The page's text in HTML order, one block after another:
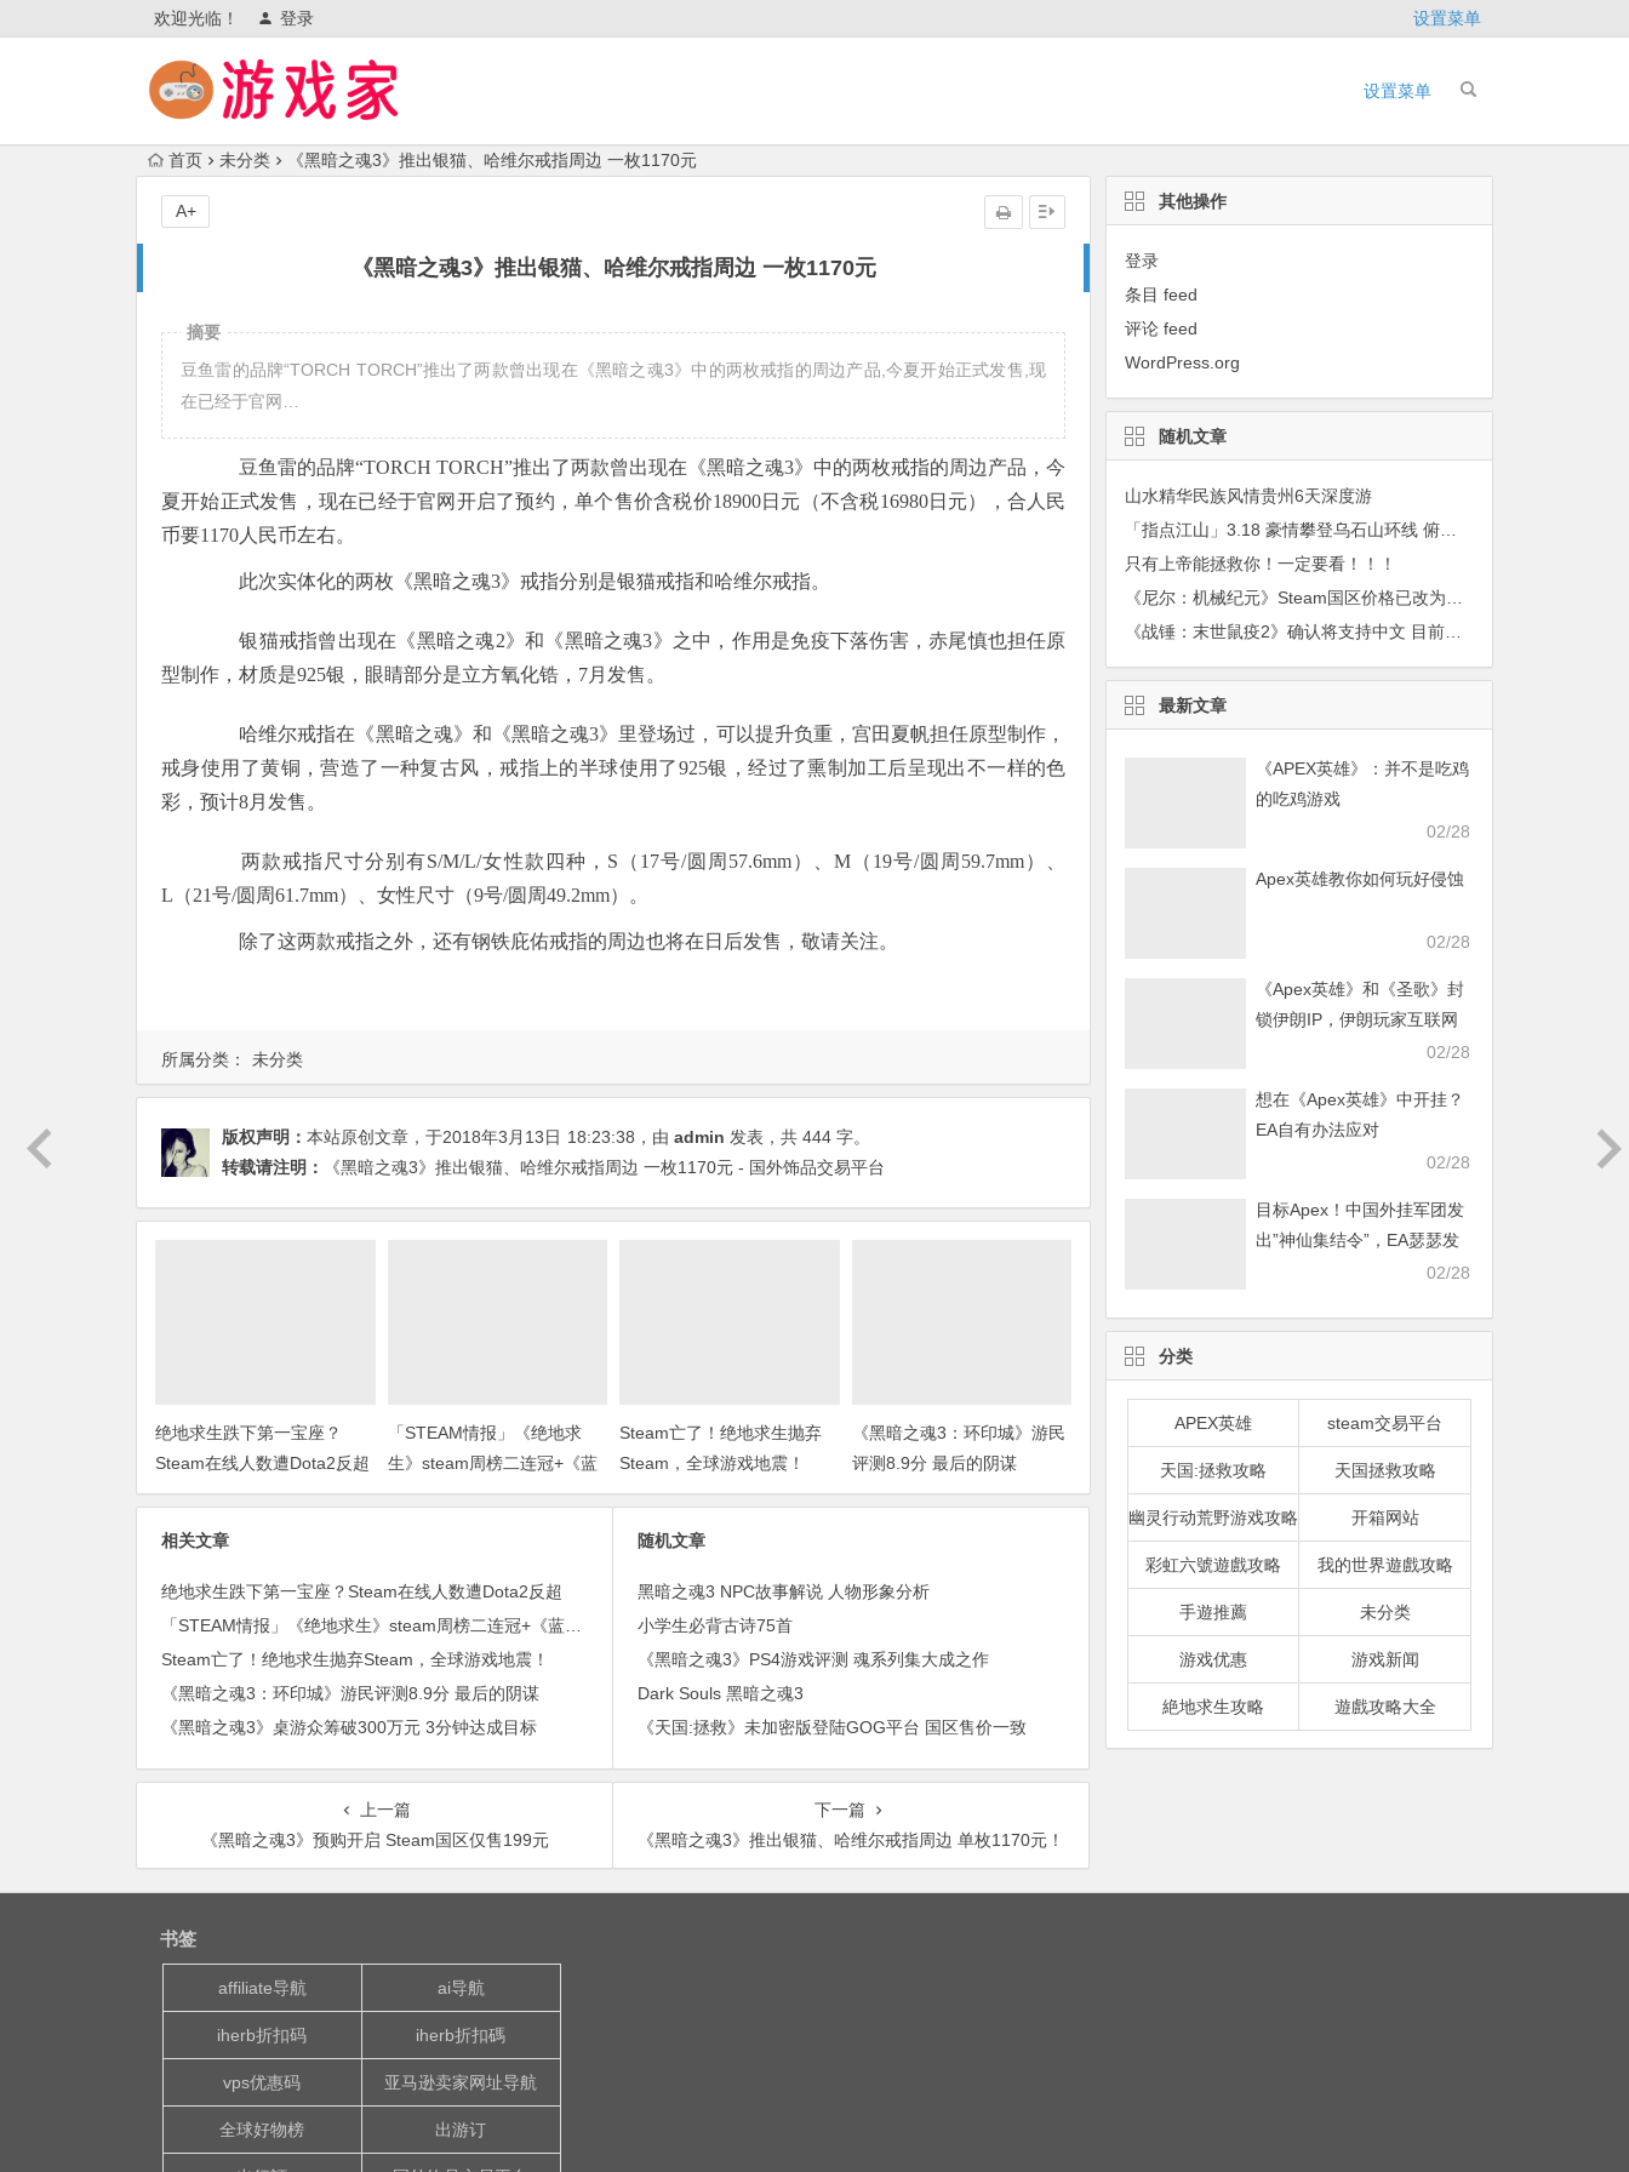
欢迎光临！ 登录 设置菜单
设置菜单
首页 未分类 《黑暗之魂3》推出银猫、哈维尔戒指周边 一枚1170元
《黑暗之魂3》推出银猫、哈维尔戒指周边 一枚1170元
A+
所属分类： 未分类
摘要
豆鱼雷的品牌“TORCH TORCH”推出了两款曾出现在《黑暗之魂3》中的两枚戒指的周边产品,今夏开始正式发售,现
在已经于官网…
豆鱼雷的品牌“TORCH TORCH”推出了两款曾出现在《黑暗之魂3》中的两枚戒指的周边产品，今
夏开始正式发售，现在已经于官网开启了预约，单个售价含税价18900日元（不含税16980日元），合人民
币要1170人民币左右。
此次实体化的两枚《黑暗之魂3》戒指分别是银猫戒指和哈维尔戒指。
银猫戒指曾出现在《黑暗之魂2》和《黑暗之魂3》之中，作用是免疫下落伤害，赤尾慎也担任原
型制作，材质是925银，眼睛部分是立方氧化锆，7月发售。
哈维尔戒指在《黑暗之魂》和《黑暗之魂3》里登场过，可以提升负重，宫田夏帆担任原型制作，
戒身使用了黄铜，营造了一种复古风，戒指上的半球使用了925银，经过了熏制加工后呈现出不一样的色
彩，预计8月发售。
两款戒指尺寸分别有S/M/L/女性款四种，S（17号/圆周57.6mm）、M（19号/圆周59.7mm）、
L（21号/圆周61.7mm）、女性尺寸（9号/圆周49.2mm）。
除了这两款戒指之外，还有钢铁庇佑戒指的周边也将在日后发售，敬请关注。
版权声明： 本站原创文章，于2018年3月13日 18:23:38 ，由 admin 发表，共 444 字。
转载请注明：
《黑暗之魂3》推出银猫、哈维尔戒指周边 一枚1170元 - 国外饰品交易平台
绝地求生跌下第一宝座？
Steam在线人数遭Dota2反超
「STEAM情报」《绝地求
生》steam周榜二连冠+《蓝
色警戒》上架steam
Steam亡了！绝地求生抛弃
Steam，全球游戏地震！
《黑暗之魂3：环印城》游民
评测8.9分 最后的阴谋
相关文章
绝地求生跌下第一宝座？Steam在线人数遭Dota2反超
「STEAM情报」《绝地求生》steam周榜二连冠+《蓝色警戒》上架steam
Steam亡了！绝地求生抛弃Steam，全球游戏地震！
《黑暗之魂3：环印城》游民评测8.9分 最后的阴谋
《黑暗之魂3》桌游众筹破300万元 3分钟达成目标
随机文章
黑暗之魂3 NPC故事解说 人物形象分析
小学生必背古诗75首
《黑暗之魂3》PS4游戏评测 魂系列集大成之作
Dark Souls 黑暗之魂3
《天国:拯救》未加密版登陆GOG平台 国区售价一致
上一篇
《黑暗之魂3》预购开启 Steam国区仅售199元
下一篇
《黑暗之魂3》推出银猫、哈维尔戒指周边 单枚1170元！
其他操作
登录
条目 feed
评论 feed
WordPress.org
随机文章
山水精华民族风情贵州6天深度游
「指点江山」3.18 豪情攀登乌石山环线 俯瞰油菜花田
只有上帝能拯救你！一定要看！！！
《战锤：末世鼠疫2》确认将支持中文 目前正在筹备
最新文章
《APEX英雄》：并不是吃鸡
的吃鸡游戏
02/28
Apex英雄教你如何玩好侵蚀
02/28
《Apex英雄》和《圣歌》封
锁伊朗IP，伊朗玩家互联网
02/28
想在《Apex英雄》中开挂？
EA自有办法应对
02/28
目标Apex！中国外挂军团发
出”神仙集结令”，EA瑟瑟发
02/28
分类
APEX英雄 steam交易平台
天国:拯救攻略 天国拯救攻略
幽灵行动荒野游戏攻略 开箱网站
彩虹六號遊戲攻略 我的世界遊戲攻略
手遊推薦 未分类
游戏优惠 游戏新闻
絶地求生攻略 遊戲攻略大全
书签
affiliate导航 ai导航
iherb折扣码 iherb折扣碼
vps优惠码 亚马逊卖家网址导航
全球好物榜 出游订